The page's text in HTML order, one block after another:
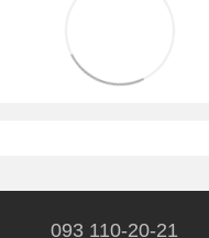
093 110-20-21